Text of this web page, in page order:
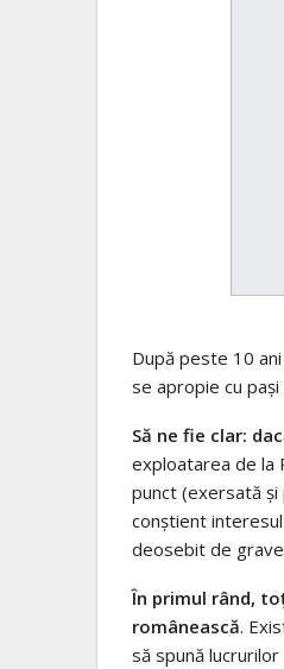
După peste 10
se apropie cu
Să ne fie clar:
exploatarea de la
punct (exersată şi
conştient
deosebit de
În primul rând,
românească.
să spună